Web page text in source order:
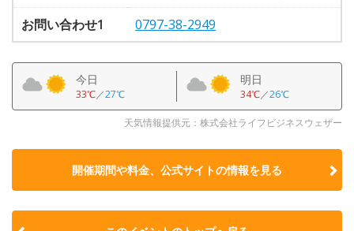
お問い合わせ1
0797-38-2949
今日
33℃／27℃
明日
34℃／26℃
天気情報提供元：株式会社ライフビジネスウェザー
開催期間や料金、公式サイトの情報を見る